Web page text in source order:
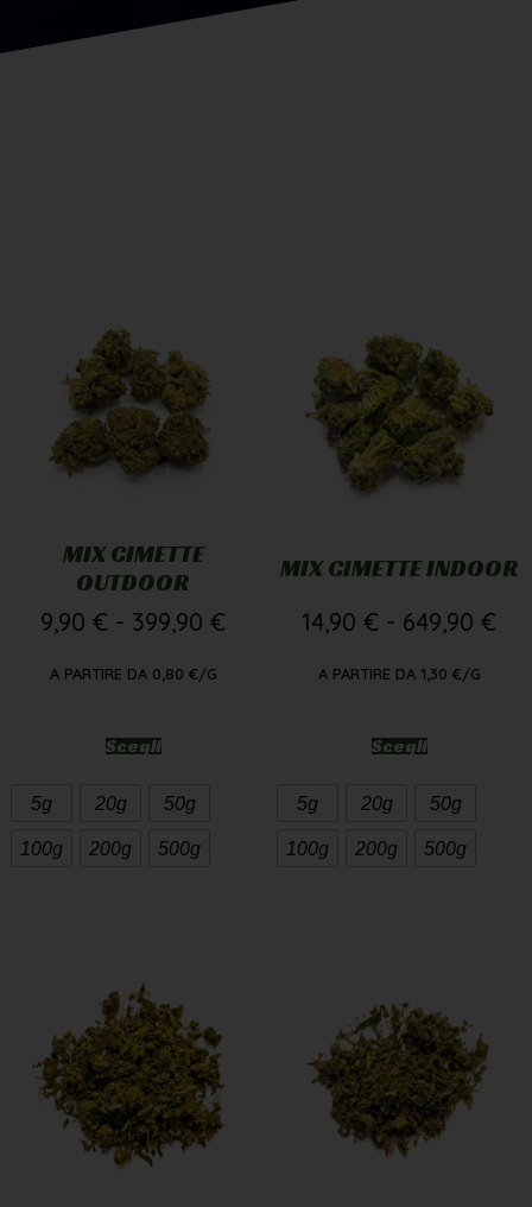
MIX CIMETTE
OUTDOOR
9,90 € - 399,90 €
A PARTIRE DA 0,80 €/G
Scegli
5g 20g 50g
100g 200g 500g
MIX CIMETTE INDOOR
14,90 € - 649,90 €
A PARTIRE DA 1,30 €/G
Scegli
5g 20g 50g
100g 200g 500g